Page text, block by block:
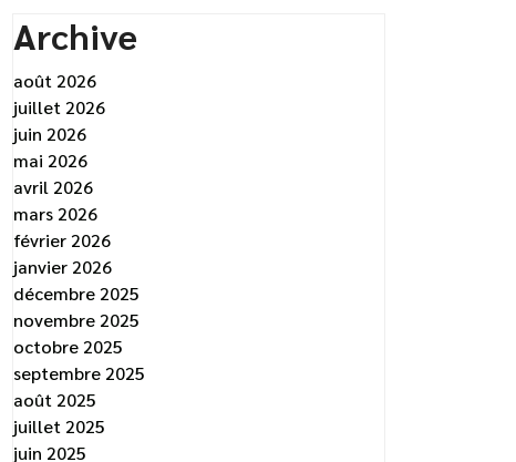
Archive
août 2026
juillet 2026
juin 2026
mai 2026
avril 2026
mars 2026
février 2026
janvier 2026
décembre 2025
novembre 2025
octobre 2025
septembre 2025
août 2025
juillet 2025
juin 2025